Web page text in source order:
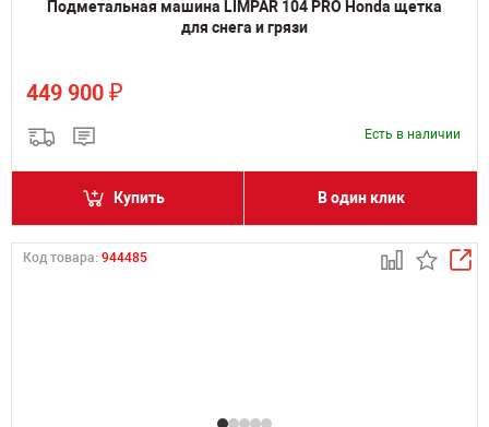
Подметальная машина LIMPAR 104 PRO Honda щетка
для снега и грязи
449 900 ₽
Есть в наличии
Купить В один клик
Код товара: 944485